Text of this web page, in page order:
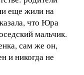
еще жили на
что Юра
мальчик.
сам же он,
и никогда не